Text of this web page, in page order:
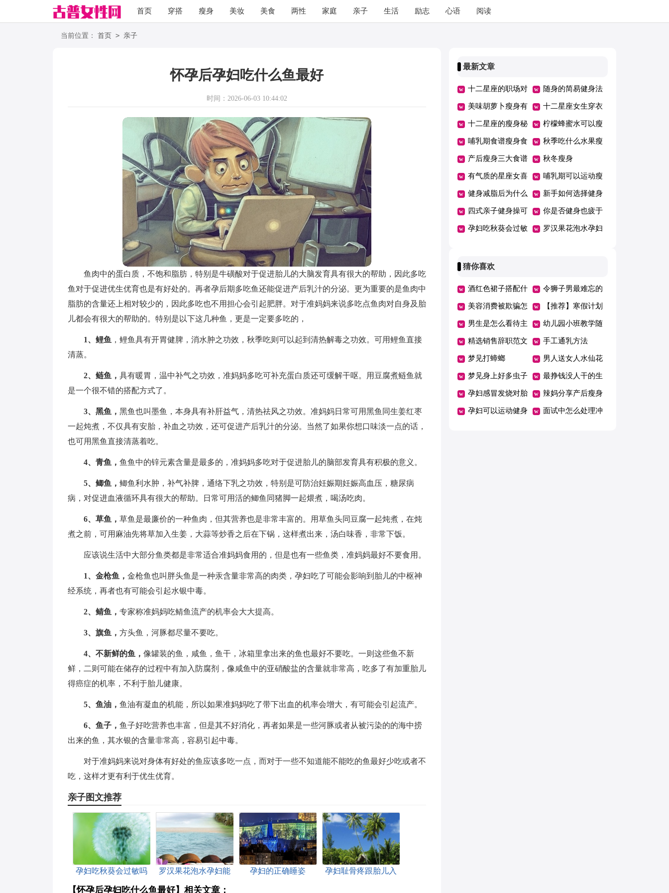
首页 穿搭 瘦身 美妆 美食 两性 家庭 亲子 生活 励志 心语 阅读
职场
当前位置： 首页 > 亲子
怀孕后孕妇吃什么鱼最好
时间：2026-06-03 10:44:02
鱼肉中的蛋白质，不饱和脂肪，特别是牛磺酸对于促进胎儿的大脑发育具有很大的帮助，因此多吃
鱼对于促进优生优育也是有好处的。再者孕后期多吃鱼还能促进产后乳汁的分泌。更为重要的是鱼肉中
脂肪的含量还上相对较少的，因此多吃也不用担心会引起肥胖。对于准妈妈来说多吃点鱼肉对自身及胎
儿都会有很大的帮助的。特别是以下这几种鱼，更是一定要多吃的，
1、鲤鱼 ，鲤鱼具有开胃健脾，消水肿之功效，秋季吃则可以起到清热解毒之功效。可用鲤鱼直接
清蒸。
2、鲢鱼， 具有暖胃，温中补气之功效，准妈妈多吃可补充蛋白质还可缓解干呕。用豆腐煮鲢鱼就
是一个很不错的搭配方式了。
3、黑鱼， 黑鱼也叫墨鱼，本身具有补肝益气，清热祛风之功效。准妈妈日常可用黑鱼同生姜红枣
一起炖煮，不仅具有安胎，补血之功效，还可促进产后乳汁的分泌。当然了如果你想口味淡一点的话，
也可用黑鱼直接清蒸着吃。
4、青鱼， 鱼鱼中的锌元素含量是最多的，准妈妈多吃对于促进胎儿的脑部发育具有积极的意义。
5、鲫鱼， 鲫鱼利水肿，补气补脾，通络下乳之功效，特别是可防治妊娠期妊娠高血压，糖尿病
病，对促进血液循环具有很大的帮助。日常可用活的鲫鱼同猪脚一起煨煮，喝汤吃肉。
6、草鱼， 草鱼是最廉价的一种鱼肉，但其营养也是非常丰富的。用草鱼头同豆腐一起炖煮，在炖
煮之前，可用麻油先将草加入生姜，大蒜等炒香之后在下锅，这样煮出来，汤白味香，非常下饭。
应该说生活中大部分鱼类都是非常适合准妈妈食用的，但是也有一些鱼类，准妈妈最好不要食用。
1、金枪鱼， 金枪鱼也叫胖头鱼是一种汞含量非常高的肉类，孕妇吃了可能会影响到胎儿的中枢神
经系统，再者也有可能会引起水银中毒。
2、鲭鱼， 专家称准妈妈吃鲭鱼流产的机率会大大提高。
3、旗鱼， 方头鱼，河豚都尽量不要吃。
4、不新鲜的鱼， 像罐装的鱼，咸鱼，鱼干，冰箱里拿出来的鱼也最好不要吃。一则这些鱼不新
鲜，二则可能在储存的过程中有加入防腐剂，像咸鱼中的亚硝酸盐的含量就非常高，吃多了有加重胎儿
得癌症的机率，不利于胎儿健康。
5、鱼油， 鱼油有凝血的机能，所以如果准妈妈吃了带下出血的机率会增大，有可能会引起流产。
6、鱼子， 鱼子好吃营养也丰富，但是其不好消化，再者如果是一些河豚或者从被污染的的海中捞
出来的鱼，其水银的含量非常高，容易引起中毒。
对于准妈妈来说对身体有好处的鱼应该多吃一点，而对于一些不知道能不能吃的鱼最好少吃或者不
吃，这样才更有利于优生优育。
亲子图文推荐
孕妇吃秋葵会过敏吗
罗汉果花泡水孕妇能
孕妇的正确睡姿
孕妇耻骨疼跟胎儿入
【怀孕后孕妇吃什么鱼最好】相关文章：
最新文章
十二星座的职场对
手
随身的简易健身法
美味胡萝卜瘦身有
奇效
十二星座女生穿衣
搭配
十二星座的瘦身秘
诀
柠檬蜂蜜水可以瘦
身吗
哺乳期食谱瘦身食
谱
秋季吃什么水果瘦
身
产后瘦身三大食谱 秋冬瘦身
有气质的星座女喜
欢在哪健身
哺乳期可以运动瘦
身的吗
健身减脂后为什么
会容易反弹
新手如何选择健身
房
四式亲子健身操可
助产后塑形
你是否健身也疲于
奔命
孕妇吃秋葵会过敏 罗汉果花泡水孕妇
猜你喜欢
酒红色裙子搭配什
么外套好看
令狮子男最难忘的
星座女有哪些
美容消费被欺骗怎
么办
【推荐】寒假计划
范文锦集6篇
男生是怎么看待主
动买单的女生
幼儿园小班教学随
笔(15篇)
精选销售辞职范文
合集10篇
手工通乳方法
梦见打蟑螂 男人送女人水仙花
什么意思
梦见身上好多虫子 最挣钱没人干的生
意
孕妇感冒发烧对胎
儿有影响吗
辣妈分享产后瘦身
5大秘诀
孕妇可以运动健身 面试中怎么处理冲